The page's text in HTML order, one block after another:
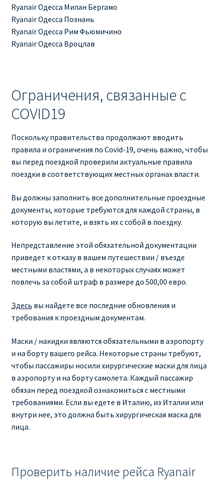
Ryanair Одесса Милан Бергамо
Ryanair Одесса Познань
Ryanair Одесса Рим Фьюмичино
Ryanair Одесса Вроцлав
Ограничения, связанные с
COVID19
Поскольку правительства продолжают вводить
правила и ограничения по Covid-19, очень важно, чтобы
вы перед поездкой проверили актуальные правила
поездки в соответствующих местных органах власти.
Вы должны заполнить все дополнительные проездные
документы, которые требуются для каждой страны, в
которую вы летите, и взять их с собой в поездку.
Непредставление этой обязательной документации
приведет к отказу в вашем путешествии / въезде
местными властями, а в некоторых случаях может
повлечь за собой штраф в размере до 500,00 евро.
Здесь вы найдете все последние обновления и
требования к проездным документам.
Маски / накидки являются обязательными в аэропорту
и на борту вашего рейса. Некоторые страны требуют,
чтобы пассажиры носили хирургические маски для лица
в аэропорту и на борту самолета. Каждый пассажир
обязан перед поездкой ознакомиться с местными
требованиями. Если вы едете в Италию, из Италии или
внутри нее, это должна быть хирургическая маска для
лица.
Проверить наличие рейса Ryanair